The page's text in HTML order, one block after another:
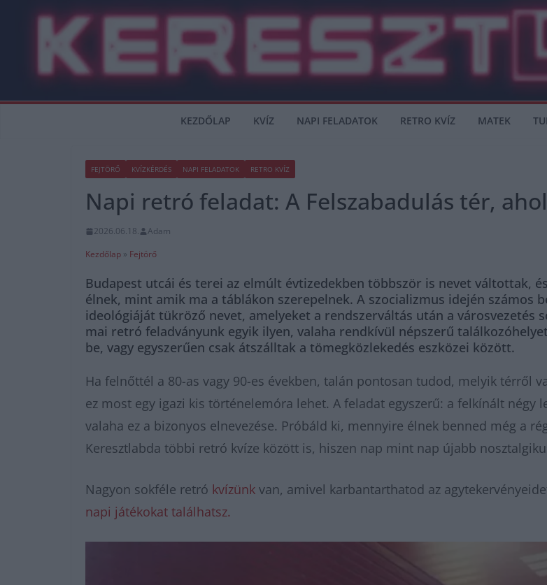
KEZDŐLAP KVÍZ NAPI FELADATOK RETRO KVÍZ MATEK
FEJTÖRŐ KVÍZKÉRDÉS NAPI FELADATOK RETRO KVÍZ
Napi retró feladat: A Felszabadulás tér,
2026.06.18.
Adam
Kezdőlap » Fejtörő
Budapest utcái és terei az elmúlt évtizedekben többször is nevet váltottak,
élnek, mint amik ma a táblákon szerepelnek. A szocializmus idején számos
ideológiáját tükröző nevet, amelyeket a rendszerváltás után a városvezetés
mai retró feladványunk egyik ilyen, valaha rendkívül népszerű
be, vagy egyszerűen csak átszálltak a tömegközlekedés eszközei között.
Ha felnőttél a 80-as vagy 90-es években, talán pontosan tudod, melyik térről
ez most egy igazi kis történelemóra lehet. A feladat egyszerű: a felkínált
valaha ez a bizonyos elnevezése. Próbáld ki, mennyire élnek benned még a
Keresztlabda többi retró kvíze között is, hiszen nap mint nap újabb
Nagyon sokféle retró kvízünk van, amivel karbantarthatod az
napi játékokat találhatsz.